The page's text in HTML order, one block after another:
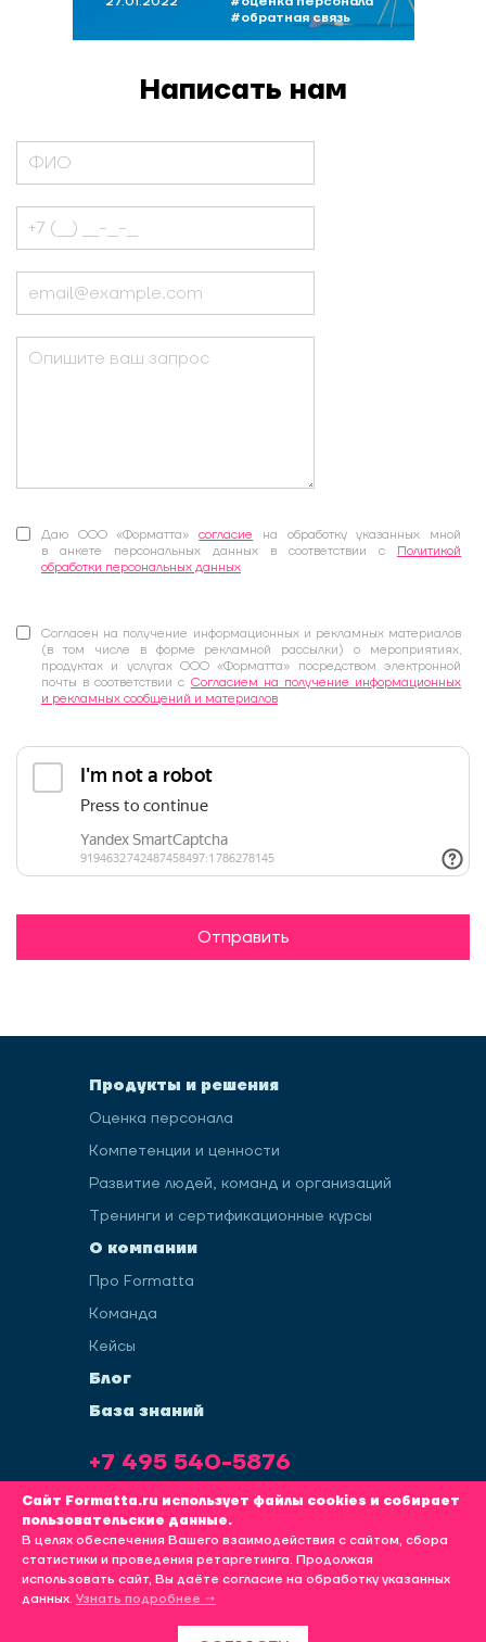
#обратная связь
Написать нам
Даю ООО «Форматта»согласие на обработку указанных мной
в анкете персональных данных в соответствии с Политикой
обработки персональных данных
Согласен на получение информационных и рекламных материалов
(в том числе в форме рекламной рассылки) о мероприятиях,
продуктах и услугах ООО «Форматта» посредством электронной
почты в соответствии с Согласием на получение информационных
и рекламных сообщений и материалов
Отправить
Продукты и решения
Оценка персонала
Компетенции и ценности
Развитие людей, команд и организаций
Тренинги и сертификационные курсы
О компании
Про Formatta
Команда
Кейсы
Блог
База знаний
+7 495 540-5876
info@formatta.ru
Политика обработки пользовательских данных
ПРОДВИЖЕНИЕ САЙТАKINETICA
Сайт Formatta.ru использует файлы cookies и собирает
пользовательские данные.
В целях обеспечения Вашего взаимодействия с сайтом, сбора
статистики и проведения ретаргетинга. Продолжая
использовать сайт, Вы даёте согласие на обработку указанных
данных. Узнать подробнее →